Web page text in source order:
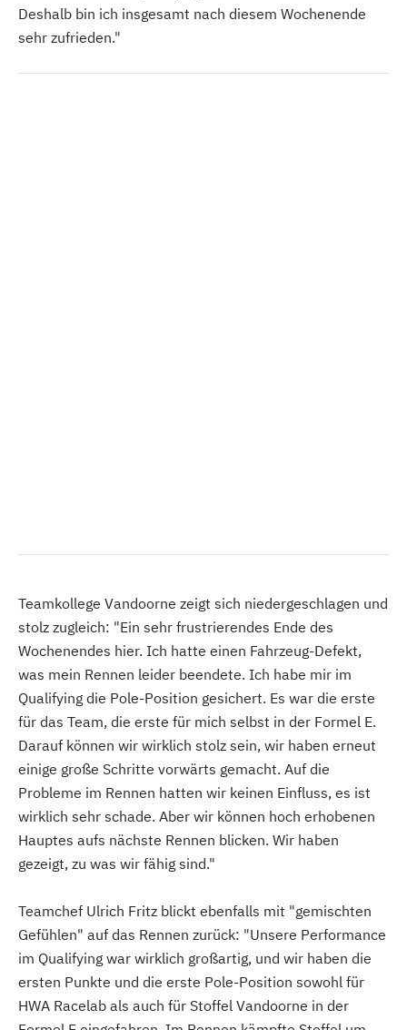
Deshalb bin ich insgesamt nach diesem Wochenende
sehr zufrieden."
Teamkollege Vandoorne zeigt sich niedergeschlagen und
stolz zugleich: "Ein sehr frustrierendes Ende des
Wochenendes hier. Ich hatte einen Fahrzeug-Defekt,
was mein Rennen leider beendete. Ich habe mir im
Qualifying die Pole-Position gesichert. Es war die erste
für das Team, die erste für mich selbst in der Formel E.
Darauf können wir wirklich stolz sein, wir haben erneut
einige große Schritte vorwärts gemacht. Auf die
Probleme im Rennen hatten wir keinen Einfluss, es ist
wirklich sehr schade. Aber wir können hoch erhobenen
Hauptes aufs nächste Rennen blicken. Wir haben
gezeigt, zu was wir fähig sind."
Teamchef Ulrich Fritz blickt ebenfalls mit "gemischten
Gefühlen" auf das Rennen zurück: "Unsere Performance
im Qualifying war wirklich großartig, und wir haben die
ersten Punkte und die erste Pole-Position sowohl für
HWA Racelab als auch für Stoffel Vandoorne in der